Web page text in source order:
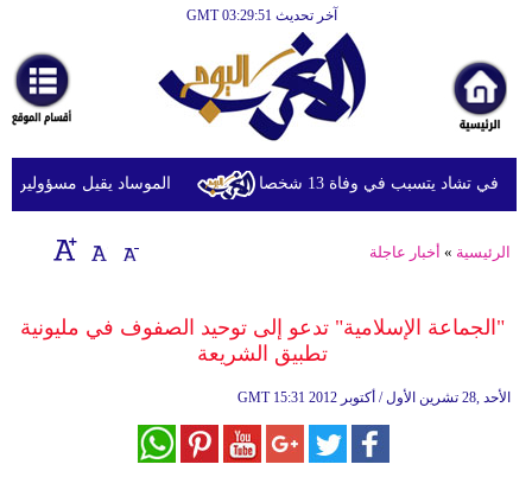
آخر تحديث GMT 03:29:51
أخبارعاجلة
رياضة
ثقافة
إقتصاد
وموسيقى
الموساد يقيل مسؤولين تشاد يتسبب في وفاة 13 شخصا
الرئيسية » أخبار عاجلة
"الجماعة الإسلامية" تدعو إلى توحيد الصفوف في مليونية
تطبيق الشريعة
GMT 15:31 2012 الأحد ,28 تشرين الأول / أكتوبر